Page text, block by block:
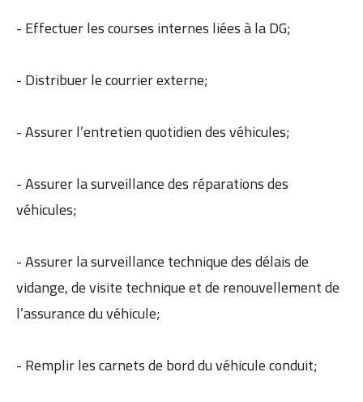
- Effectuer les courses internes liées à la DG;
- Distribuer le courrier externe;
- Assurer l’entretien quotidien des véhicules;
- Assurer la surveillance des réparations des
véhicules;
- Assurer la surveillance technique des délais de
vidange, de visite technique et de renouvellement de
l’assurance du véhicule;
- Remplir les carnets de bord du véhicule conduit;